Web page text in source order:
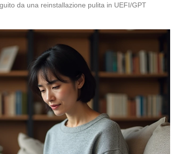
da una reinstallazione pulita in UEFI/GPT